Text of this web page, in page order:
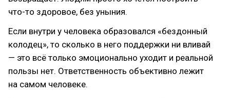
что-то здоровое, без уныния.
Если внутри у человека образовался «бездонный
колодец», то сколько в него поддержки ни вливай
— это всё только эмоционально уходит и реальной
пользы нет. Ответственность объективно лежит
на самом человеке.